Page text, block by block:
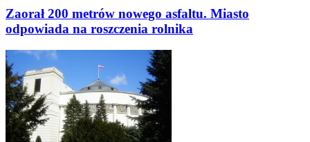
Zaorał 200 metrów nowego asfaltu. Miasto
odpowiada na roszczenia rolnika